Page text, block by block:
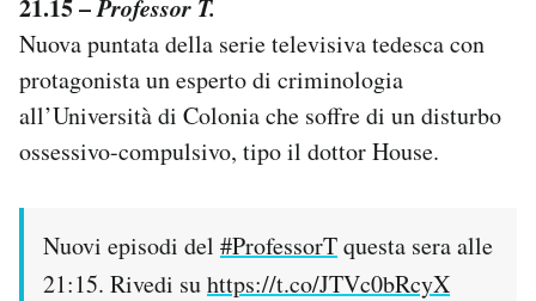
21.15 –Professor T.
Nuova puntata della serie televisiva tedesca con
protagonista un esperto di criminologia
all’Università di Colonia che soffre di un disturbo
ossessivo-compulsivo, tipo il dottor House.
Nuovi episodi del #ProfessorTquesta sera alle
21:15. Rivedi suhttps://t.co/JTVc0bRcyX